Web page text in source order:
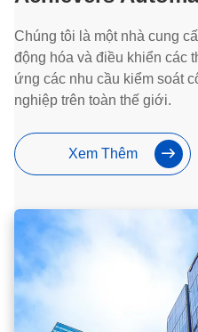
Chúng tôi là một nhà cung
động hóa và điều khiển các
ứng các nhu cầu kiểm soát
nghiệp trên toàn thế giới.
Xem Thêm